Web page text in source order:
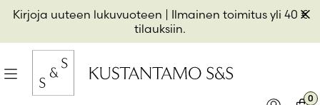
Kirjoja uuteen lukuvuoteen | Ilmainen toimitus yli 40 €
tilauksiin.
Hyppää
sisältöön
Valikko
0